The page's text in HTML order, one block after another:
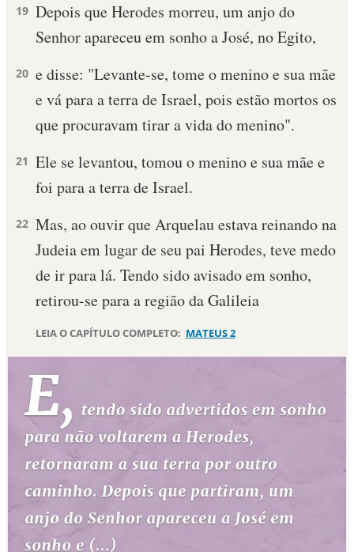
19 Depois que Herodes morreu, um anjo do
Senhor apareceu em sonho a José, no Egito,
20 e disse: "Levante-se, tome o menino e sua mãe
e vá para a terra de Israel, pois estão mortos os
que procuravam tirar a vida do menino".
21 Ele se levantou, tomou o menino e sua mãe e
foi para a terra de Israel.
22 Mas, ao ouvir que Arquelau estava reinando na
Judeia em lugar de seu pai Herodes, teve medo
de ir para lá. Tendo sido avisado em sonho,
retirou-se para a região da Galileia
LEIA O CAPÍTULO COMPLETO: MATEUS 2